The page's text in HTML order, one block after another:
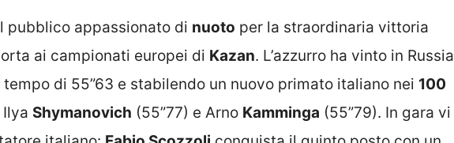
pubblico appassionato di nuoto per la straordinaria vittoria
ai campionati europei di Kazan. L’azzurro ha vinto in Russia
di 55”63 e stabilendo un nuovo primato italiano nei 100
Shymanovich (55”77) e Arno Kamminga (55”79). In gara vi